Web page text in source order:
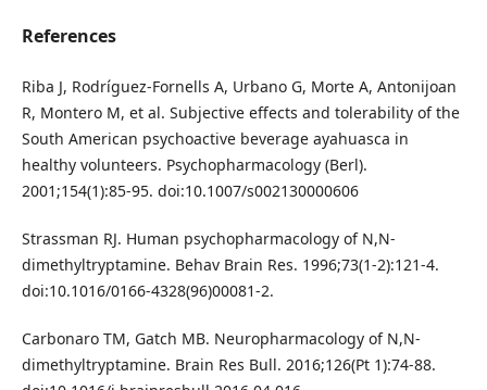
References
Riba J, Rodríguez-Fornells A, Urbano G, Morte A, Antonijoan
R, Montero M, et al. Subjective effects and tolerability of the
South American psychoactive beverage ayahuasca in
healthy volunteers. Psychopharmacology (Berl).
2001;154(1):85-95. doi:10.1007/s002130000606
Strassman RJ. Human psychopharmacology of N,N-
dimethyltryptamine. Behav Brain Res. 1996;73(1-2):121-4.
doi:10.1016/0166-4328(96)00081-2.
Carbonaro TM, Gatch MB. Neuropharmacology of N,N-
dimethyltryptamine. Brain Res Bull. 2016;126(Pt 1):74-88.